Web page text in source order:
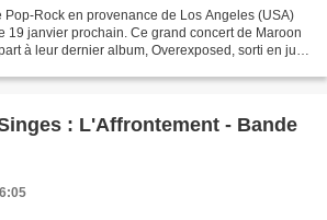
Pop-Rock en provenance de Los Angeles (USA)
19 janvier prochain. Ce grand concert de Maroon
à leur dernier album, Overexposed, sorti en juin
: L'Affrontement - Bande